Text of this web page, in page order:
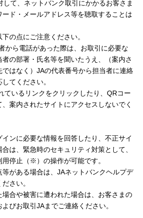
て、ネットバンク取引にかかるお客さま
ド・メールアドレス等を聴取することは
の点にご注意ください。
から電話があった際は、お取引に必要な
の部署・氏名等を聞いたうえ、（案内さ
はなく）JAの代表番号から担当者に連絡
てください。
ているリンクをクリックしたり、QRコー
、案内されたサイトにアクセスしないでく
ンに必要な情報を回答したり、不正サイ
は、緊急時のセキュリティ対策として、
停止（※）の操作が可能です。
がある場合は、JAネットバンクヘルプデ
さい。
合や被害に遭われた場合は、お客さまの
びお取引JAまでご連絡ください。